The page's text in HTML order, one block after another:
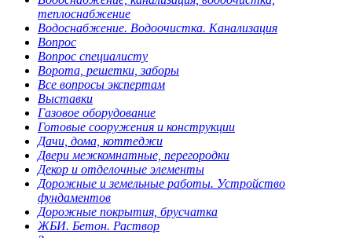
теплоснабжение
Водоснабжение. Водоочистка. Канализация
Вопрос
Вопрос специалисту
Ворота, решетки, заборы
Все вопросы экспертам
Выставки
Газовое оборудование
Готовые сооружения и конструкции
Дачи, дома, коттеджи
Двери межкомнатные, перегородки
Декор и отделочные элементы
Дорожные и земельные работы. Устройство
фундаментов
Дорожные покрытия, брусчатка
ЖБИ. Бетон. Раствор